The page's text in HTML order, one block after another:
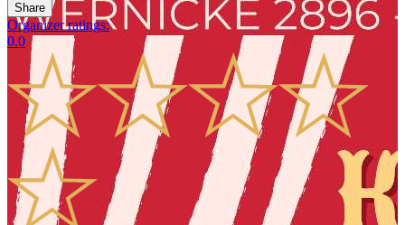
Share
Organizer ratings:
0.0